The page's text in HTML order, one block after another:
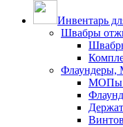
Инвентарь
Швабры
МОПы